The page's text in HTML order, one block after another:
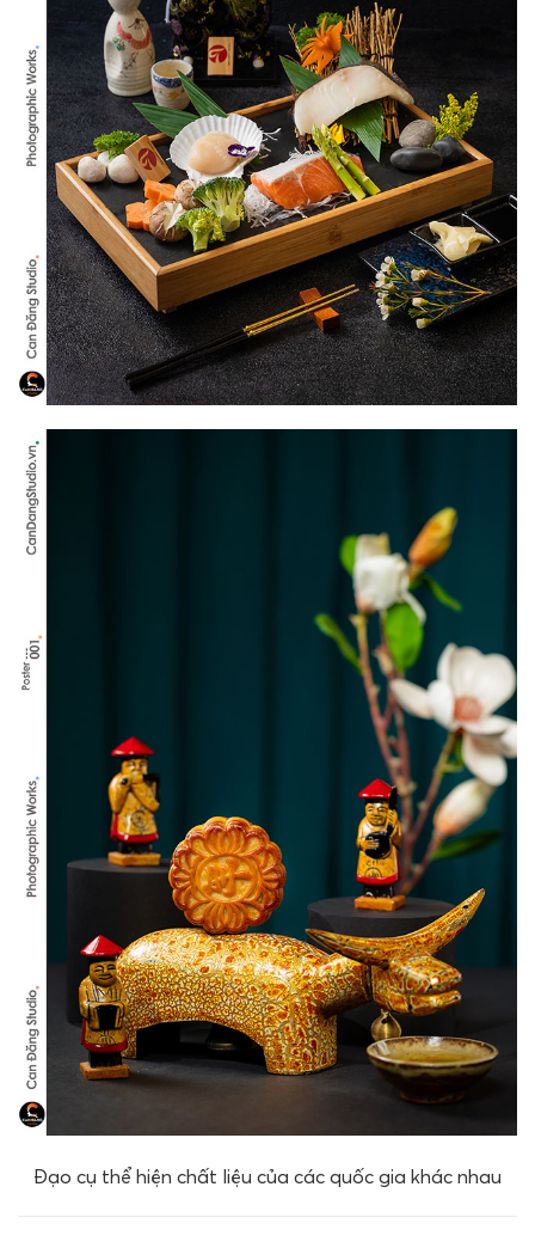
Đạo cụ thể hiện chất liệu của các quốc gia khác nhau